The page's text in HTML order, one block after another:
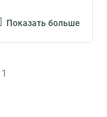
Показать больше
1